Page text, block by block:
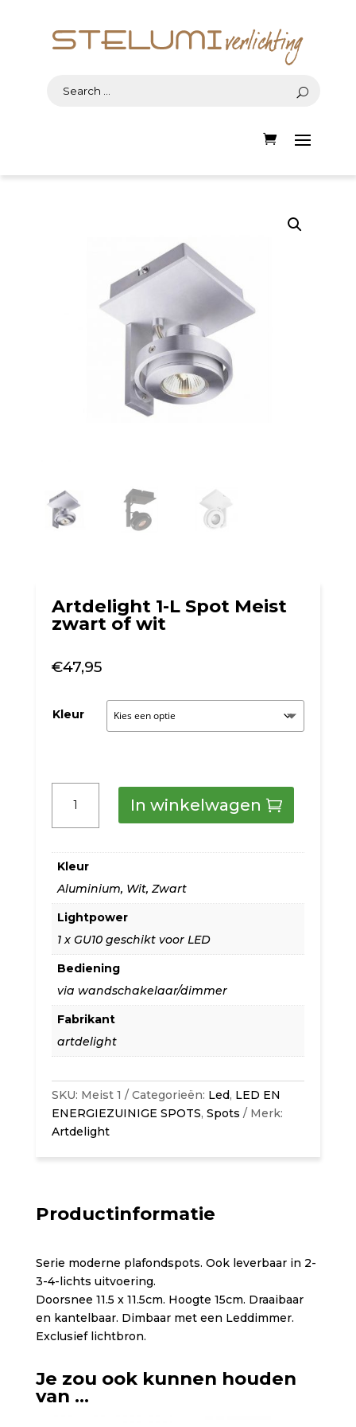
Artdelight 1-L Spot Meist
zwart of wit
€47,95
Kleur
L
Meist
zwart
of
wit
aantal
In winkelwagen
Kleur
Aluminium, Wit, Zwart
Lightpower
1 x GU10 geschikt voor LED
Bediening
via wandschakelaar/dimmer
Fabrikant
artdelight
SKU: Meist 1 Categorieën: Led, LED EN
ENERGIEZUINIGE SPOTS, Spots
Merk:
Artdelight
Productinformatie
Serie moderne plafondspots. Ook leverbaar in 2-
3-4-lichts uitvoering.
Doorsnee 11.5 x 11.5cm. Hoogte 15cm. Draaibaar
en kantelbaar. Dimbaar met een Leddimmer.
Exclusief lichtbron.
Je zou ook kunnen houden
van …